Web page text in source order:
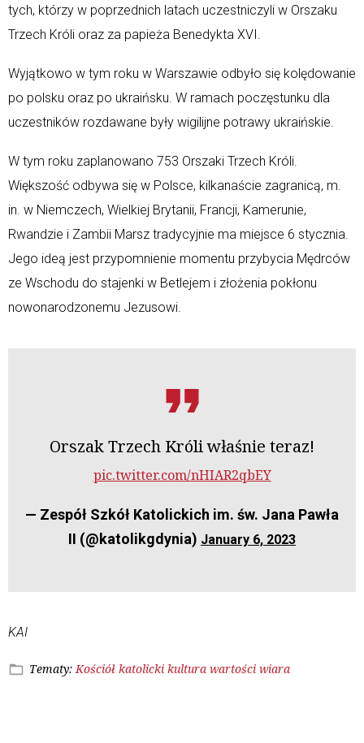
tych, którzy w poprzednich latach uczestniczyli w Orszaku
Trzech Króli oraz za papieża Benedykta XVI.
Wyjątkowo w tym roku w Warszawie odbyło się kolędowanie
po polsku oraz po ukraińsku. W ramach poczęstunku dla
uczestników rozdawane były wigilijne potrawy ukraińskie.
W tym roku zaplanowano 753 Orszaki Trzech Króli.
Większość odbywa się w Polsce, kilkanaście zagranicą, m.
in. w Niemczech, Wielkiej Brytanii, Francji, Kamerunie,
Rwandzie i Zambii Marsz tradycyjnie ma miejsce 6 stycznia.
Jego ideą jest przypomnienie momentu przybycia Mędrców
ze Wschodu do stajenki w Betlejem i złożenia pokłonu
nowonarodzonemu Jezusowi.
Orszak Trzech Króli właśnie teraz!
pic.twitter.com/nHIAR2qbEY
— Zespół Szkół Katolickich im. św. Jana Pawła
II (@katolikgdynia) January 6, 2023
KAI
Tematy: Kościół katolicki kultura wartości wiara